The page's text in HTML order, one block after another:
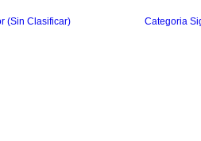
(Sin Clasificar) Categoria